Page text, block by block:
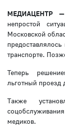
МЕДИАЦЕНТР
непростой
Московской
транспорте.
Теперь
льготный проезд
Также
медиков.